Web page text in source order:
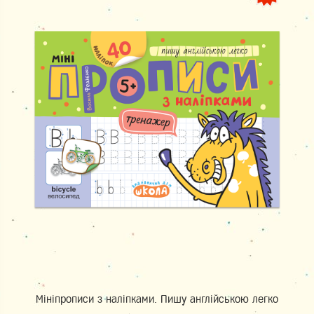
Мініпрописи з наліпками. Пишу англійською легко